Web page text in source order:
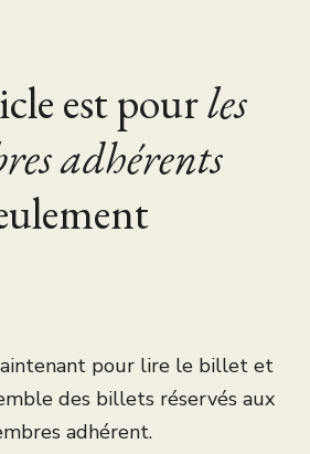
est pourles
adhérents
pour lire le billet et
des billets réservés aux
adhérent.